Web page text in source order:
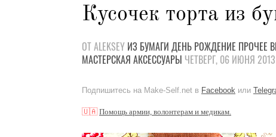
Кусочек торта из
ОТ ALEKSEY ИЗ БУМАГИ ДЕНЬ РОЖДЕНИЕ ПРОЧЕЕ
МАСТЕРСКАЯ АКСЕССУАРЫ ЧЕТВЕРГ, 06 ИЮНЯ 2013
Подпишитесь на Make-Self.net в Facebook или
🇺🇦Помощь армии, волонтерам и медикам.